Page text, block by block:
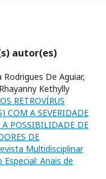
autor(es)
De Aguiar,
Kethylly
RETROVÍRUS
COM A SEVERIDADE
A POSSIBILIDADE DE
DE
Multidisciplinar
Especial: Anais de